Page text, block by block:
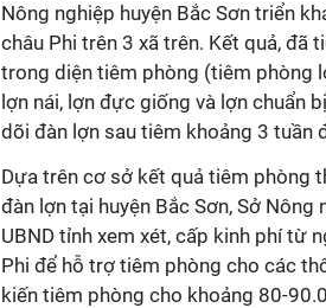
Nông nghiệp huyện Bắc Sơn triển
châu Phi trên 3 xã trên. Kết quả, đã
trong diện tiêm phòng (tiêm phòng
lợn nái, lợn đực giống và lợn chuẩn
dõi đàn lợn sau tiêm khoảng 3 tuần
Dựa trên cơ sở kết quả tiêm phòng
đàn lợn tại huyện Bắc Sơn, Sở
UBND tỉnh xem xét, cấp kinh phí từ
Phi để hỗ trợ tiêm phòng cho các
kiến tiêm phòng cho khoảng 80-